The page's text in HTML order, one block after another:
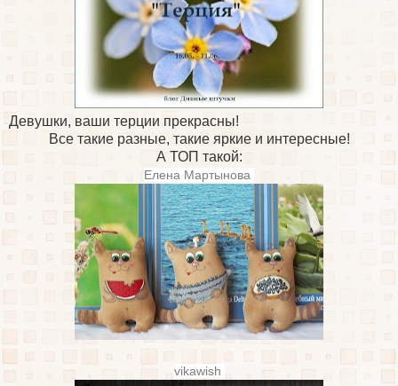
Девушки, ваши терции прекрасны!
Все такие разные, такие яркие и интересные!
А ТОП такой:
Елена Мартынова
vikawish